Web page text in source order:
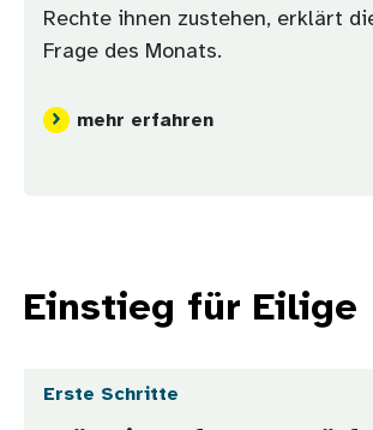
Rechte ihnen zustehen, erklärt
Frage des Monats.
mehr erfahren
Einstieg für Eilige
Erste Schritte